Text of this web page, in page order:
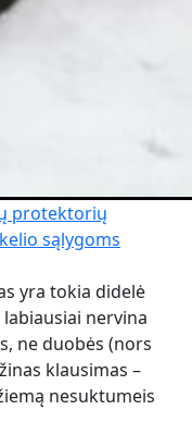
protektorių
sąlygoms
yra tokia didelė
nervina
ne duobės (nors
klausimas –
nesuktumeis